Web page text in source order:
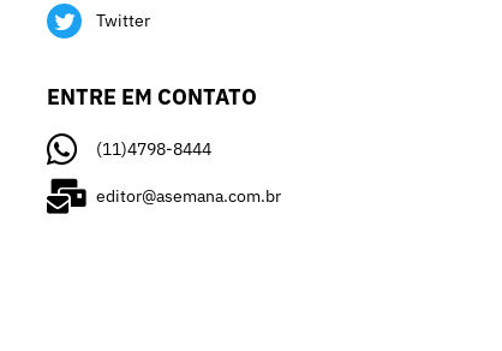
Twitter
ENTRE EM CONTATO
(11)4798-8444
editor@asemana.com.br